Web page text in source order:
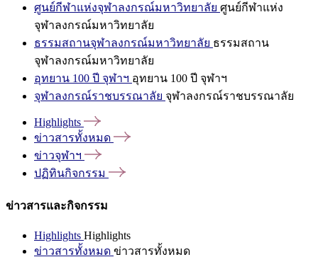
ศูนย์กีฬาแห่งจุฬาลงกรณ์มหาวิทยาลัย ศูนย์กีฬาแห่ง
จุฬาลงกรณ์มหาวิทยาลัย
ธรรมสถานจุฬาลงกรณ์มหาวิทยาลัย ธรรมสถาน
จุฬาลงกรณ์มหาวิทยาลัย
อุทยาน 100 ปี จุฬาฯ อุทยาน 100 ปี จุฬาฯ
จุฬาลงกรณ์ราชบรรณาลัย จุฬาลงกรณ์ราชบรรณาลัย
Highlights
ข่าวสารทั้งหมด
ข่าวจุฬาฯ
ปฏิทินกิจกรรม
ข่าวสารและกิจกรรม
Highlights Highlights
ข่าวสารทั้งหมด ข่าวสารทั้งหมด